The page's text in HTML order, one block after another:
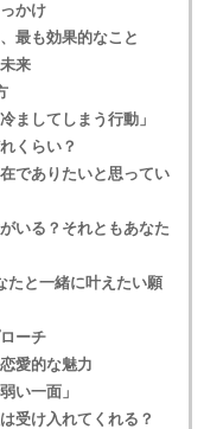
かけ
最も効果的なこと
来
ましてしまう行動」
くらい？
でありたいと思ってい
いる？それともあなた
たと一緒に叶えたい願
ーチ
愛的な魅力
い一面」
受け入れてくれる？